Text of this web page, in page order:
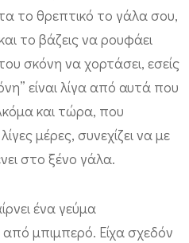
το θρεπτικό το γάλα σου,
το βάζεις να ρουφάει
σκόνη να χορτάσει, εσείς
είναι λίγα από αυτά που
και τώρα, που
μέρες, συνεχίζει να με
στο ξένο γάλα.
ένα γεύμα
μπιμπερό. Είχα σχεδόν